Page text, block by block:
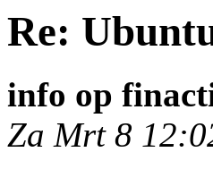
Re:
info op
Za Mrt 8